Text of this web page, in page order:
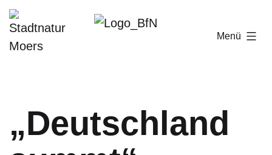
Zum
Inhalt
springen
Stadtnatur
Moers
Menü
„Deutschland